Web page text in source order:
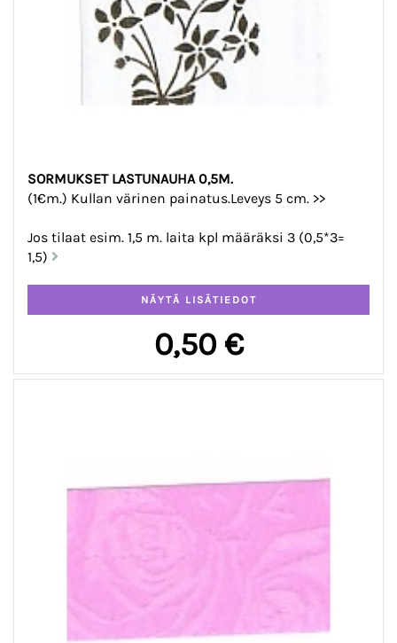
SORMUKSET LASTUNAUHA 0,5M.
(1€m.) Kullan värinen painatus.Leveys 5 cm. >>
Jos tilaat esim. 1,5 m. laita kpl määräksi 3 (0,5*3=
1,5)
0,50 €